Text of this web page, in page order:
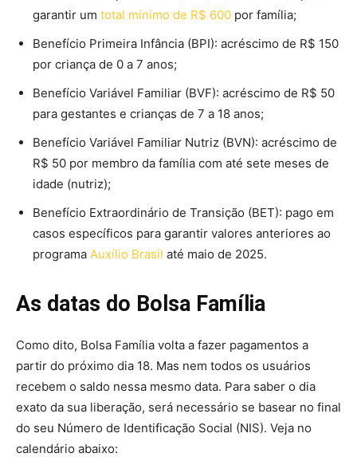
garantir um total mínimo de R$ 600 por família;
Benefício Primeira Infância (BPI): acréscimo de R$ 150
por criança de 0 a 7 anos;
Benefício Variável Familiar (BVF): acréscimo de R$ 50
para gestantes e crianças de 7 a 18 anos;
Benefício Variável Familiar Nutriz (BVN): acréscimo de
R$ 50 por membro da família com até sete meses de
idade (nutriz);
Benefício Extraordinário de Transição (BET): pago em
casos específicos para garantir valores anteriores ao
programa Auxílio Brasil até maio de 2025.
As datas do Bolsa Família
Como dito, Bolsa Família volta a fazer pagamentos a
partir do próximo dia 18. Mas nem todos os usuários
recebem o saldo nessa mesmo data. Para saber o dia
exato da sua liberação, será necessário se basear no final
do seu Número de Identificação Social (NIS). Veja no
calendário abaixo: